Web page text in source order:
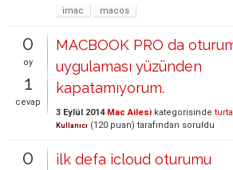
imac
macos
0
oy
1
cevap
MACBOOK PRO da
uygulaması yüzünden
kapatamıyorum.
3 Eylül 2014 Mac Ailesi kategorisinde
Kullanıcı (120 puan) tarafından soruldu
0 ilk defa icloud oturumu